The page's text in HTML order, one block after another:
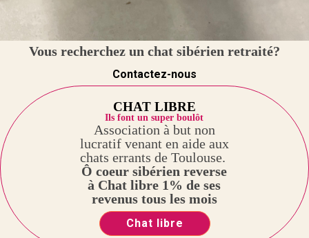
Vous recherchez un chat sibérien retraité?
Contactez-nous
CHAT LIBRE
Ils font un super boulôt
Association à but non
lucratif venant en aide aux
chats errants de Toulouse.
Ô coeur sibérien reverse
à Chat libre 1% de ses
revenus tous les mois
Chat libre